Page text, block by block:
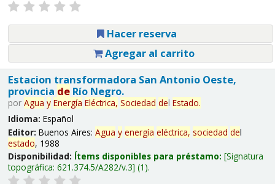
Hacer reserva
Agregar al carrito
Estacion transformadora San Antonio Oeste,
provincia deRío Negro.
por Agua y Energía Eléctrica, Sociedad del Estado.
Idioma: Español
Editor: Buenos Aires: Agua y energía eléctrica, sociedad del
estado, 1988
Disponibilidad: Ítems disponibles para préstamo: Signatura
topográfica: 621.374.5/A282/v.3 (1).